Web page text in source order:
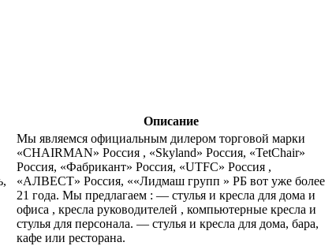
Описание
Мы являемся официальным дилером торговой марки
«CHAIRMAN» Россия , «Skyland» Россия, «TetChair»
Россия, «Фабрикант» Россия, «UTFC» Россия ,
«АЛВЕСТ» Россия, ««Лидмаш групп » РБ вот уже более
21 года. Мы предлагаем : — стулья и кресла для дома и
офиса , кресла руководителей , компьютерные кресла и
стулья для персонала. — стулья и кресла для дома, бара,
кафе или ресторана.